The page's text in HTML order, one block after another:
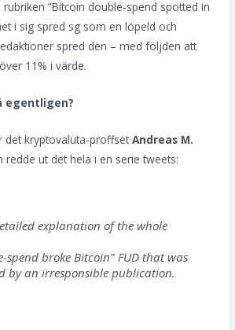
(@BitMEXResearch)
2021
rubriken ”Bitcoin double-spend spotted in
i sig spred sg som en löpeld och
spred den – med följden att
11% i värde.
egentligen?
det kryptovaluta-proffsetAndreas M.
redde ut det hela i en serie tweets:
explanation of the whole
spend broke Bitcoin" FUD that was
by an irresponsible publication.